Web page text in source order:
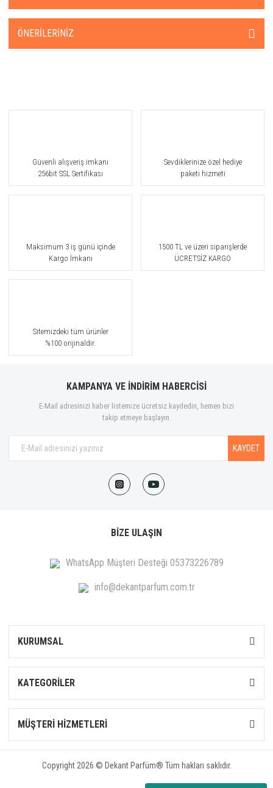
ÖNERILERINIZ
Güvenli alışveriş imkanı
256bit SSL Sertifikası
Sevdiklerinize özel hediye
paketi hizmeti
Maksimum 3 iş günü içinde
Kargo İmkanı
1500 TL ve üzeri siparişlerde
ÜCRETSİZ KARGO
Sitemizdeki tüm ürünler
%100 orijinaldir.
KAMPANYA VE İNDİRİM HABERCİSİ
E-Mail adresinizi haber listemize ücretsiz kaydedin, hemen bizi
takip etmeye başlayın.
KAYDET
BİZE ULAŞIN
WhatsApp Müşteri Desteği 05373226789
info@dekantparfum.com.tr
KURUMSAL
KATEGORİLER
MÜŞTERİ HİZMETLERİ
Copyright 2026 © Dekant Parfüm® Tüm hakları saklıdır.